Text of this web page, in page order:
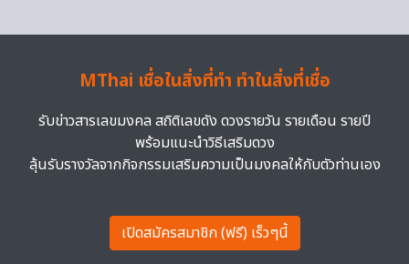
MThai เชื่อในสิ่งที่ทำ ทำในสิ่งที่เชื่อ
รับข่าวสารเลขมงคล สถิติเลขดัง ดวงรายวัน รายเดือน รายปี
พร้อมแนะนำวิธีเสริมดวง
ลุ้นรับรางวัลจากกิจกรรมเสริมความเป็นมงคลให้กับตัวท่านเอง
เปิดสมัครสมาชิก (ฟรี) เร็วๆนี้